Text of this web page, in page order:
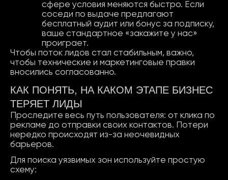
сфере условия меняются быстро. Если
соседи по выдаче предлагают
бесплатный аудит или бонус за подписку,
ваше стандартное «закажите у нас»
проиграет.
Чтобы поток лидов стал стабильным, важно,
чтобы технические и маркетинговые правки
вносились согласованно.
КАК ПОНЯТЬ, НА КАКОМ ЭТАПЕ БИЗНЕС
ТЕРЯЕТ ЛИДЫ
Проследите весь путь пользователя: от клика по
рекламе до отправки своих контактов. Потери
нередко происходят из-за неочевидных
барьеров.
Для поиска уязвимых зон используйте простую
схему: